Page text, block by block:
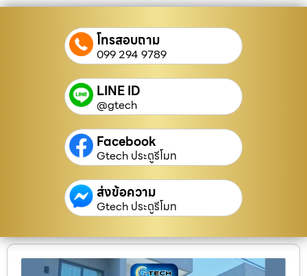
โทรสอบถาม
099 294 9789
LINE ID
@gtech
Facebook
Gtech ประตูรีโมท
ส่งข้อความ
Gtech ประตูรีโมท